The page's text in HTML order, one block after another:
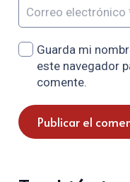
Guarda mi
este navegador
comente.
Publicar el